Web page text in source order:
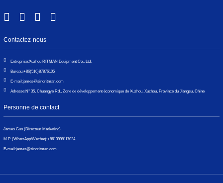
Contactez-nous
Entreprise:Xuzhou RITMAN Equipment Co., Ltd.
Bureau:+86(516)87876105
E-mail:james@sinoritman.com
Adresse:N° 35, Chuangye Rd., Zone de développement économique de Xuzhou, Xuzhou, Province du Jiangsu, Chine
Personne de contact
James Guo (Directeur Marketing)
M.P. (WhatsApp/Wechat):+8613998117024
E-mail:james@sinoritman.com